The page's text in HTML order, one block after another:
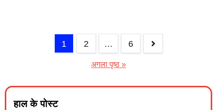
1 2 … 6
अगला पृष्ठ »
हाल के पोस्ट